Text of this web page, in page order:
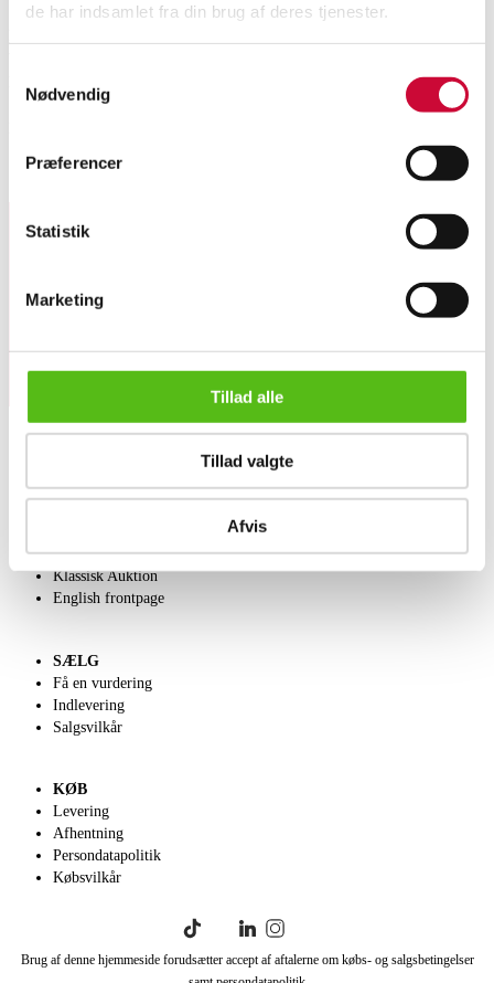
de har indsamlet fra din brug af deres tjenester.
Nødvendig
Præferencer
Statistik
Marketing
Tillad alle
Tillad valgte
Afvis
Broderiet med blomster er antagelig udført af dronning Louise. 1800-tallet.
106 x 85 x 44 cm.
OM OS
Velgørenhed
Klassisk Auktion
English frontpage
SÆLG
Få en vurdering
Indlevering
Salgsvilkår
KØB
Levering
Afhentning
Persondatapolitik
Købsvilkår
Brug af denne hjemmeside forudsætter accept af aftalerne om købs- og salgsbetingelser